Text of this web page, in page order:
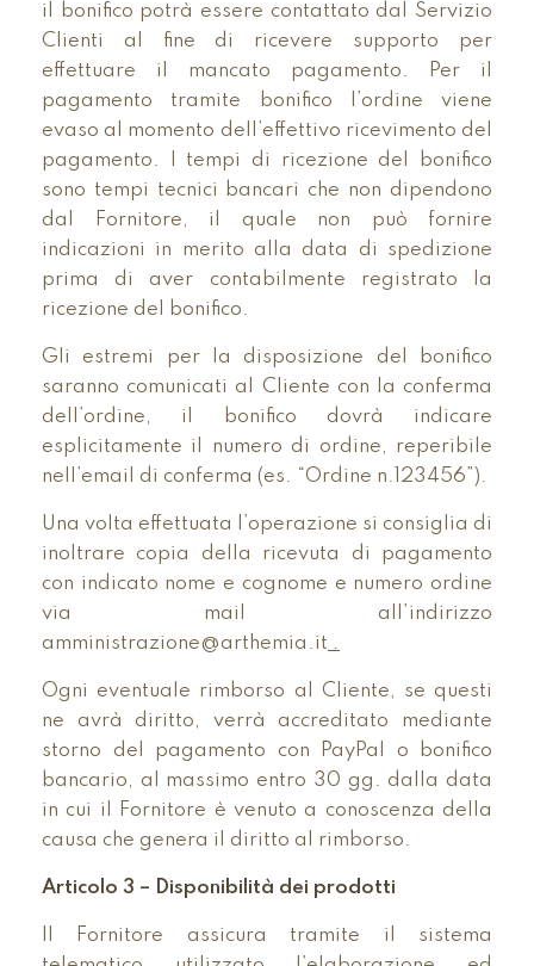
il bonifico potrà essere contattato dal Servizio
Clienti al fine di ricevere supporto per
effettuare il mancato pagamento. Per il
pagamento tramite bonifico l’ordine viene
evaso al momento dell’effettivo ricevimento del
pagamento. I tempi di ricezione del bonifico
sono tempi tecnici bancari che non dipendono
dal Fornitore, il quale non può fornire
indicazioni in merito alla data di spedizione
prima di aver contabilmente registrato la
ricezione del bonifico.
Gli estremi per la disposizione del bonifico
saranno comunicati al Cliente con la conferma
dell’ordine, il bonifico dovrà indicare
esplicitamente il numero di ordine, reperibile
nell’email di conferma (es. “Ordine n.123456”).
Una volta effettuata l’operazione si consiglia di
inoltrare copia della ricevuta di pagamento
con indicato nome e cognome e numero ordine
via mail all’indirizzo
amministrazione@arthemia.it .
Ogni eventuale rimborso al Cliente, se questi
ne avrà diritto, verrà accreditato mediante
storno del pagamento con PayPal o bonifico
bancario, al massimo entro 30 gg. dalla data
in cui il Fornitore è venuto a conoscenza della
causa che genera il diritto al rimborso.
Articolo 3 – Disponibilità dei prodotti
Il Fornitore assicura tramite il sistema